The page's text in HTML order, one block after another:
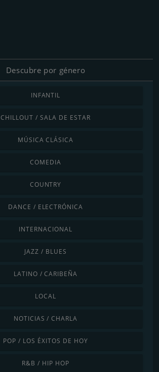
Descubre por género
INFANTIL
CHILLOUT / SALA DE ESTAR
MÚSICA CLÁSICA
COMEDIA
COUNTRY
DANCE / ELECTRÓNICA
INTERNACIONAL
JAZZ / BLUES
LATINO / CARIBEÑA
LOCAL
NOTICIAS / CHARLA
POP / LOS ÉXITOS DE HOY
R&B / HIP HOP